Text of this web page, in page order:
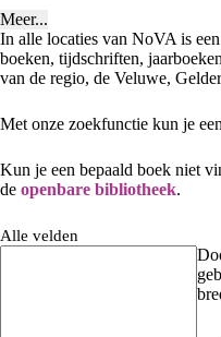
Meer...
In alle locaties van NoVA is
boeken, tijdschriften,
van de regio, de Veluwe,
Met onze zoekfunctie kun je
Kun je een bepaald boek niet
de openbare bibliotheek.
Alle velden